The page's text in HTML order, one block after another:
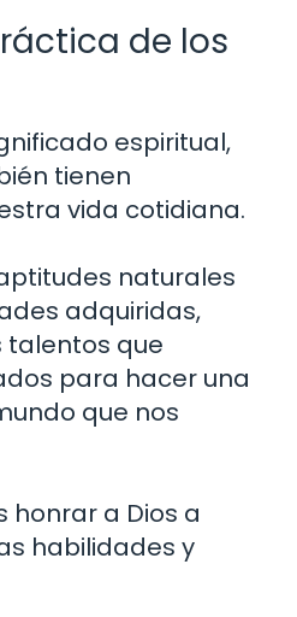
de los
espiritual,
tienen
vida cotidiana.
naturales
adquiridas,
talentos que
para hacer una
que nos
honrar a Dios a
habilidades y